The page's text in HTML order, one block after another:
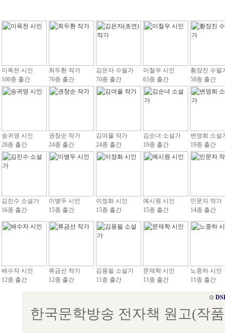
이옥천 시인
100종 출간
최두환 작가
76종 출간
김은자 수필가
70종 출간
이철우 시인
63종 출간
황장진 수필
58종 출간
송귀영 시인
28종 출간
권창순 작가
24종 출간
김여울 작가
24종 출간
김순녀 소설가
19종 출간
변영희 소설
19종 출간
김진수 소설가
16종 출간
이병두 시인
15종 출간
이정화 시인
15종 출간
예시원 시인
15종 출간
민문자 작가
14종 출간
배수자 시인
12종 출간
류금선 작가
12종 출간
김용필 소설가
11종 출간
문재학 시인
11종 출간
노중하 시인
11종 출간
⊙
한국문학방송 전자책 원고(작